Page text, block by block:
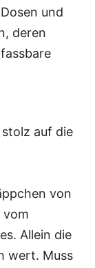
und
deren
auf die
von
vom
Allein die
wert. Muss